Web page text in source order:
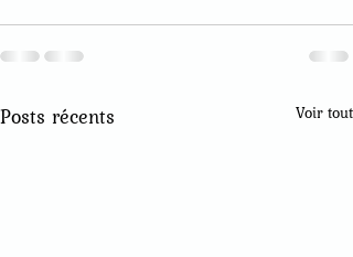
Posts récents Voir tout